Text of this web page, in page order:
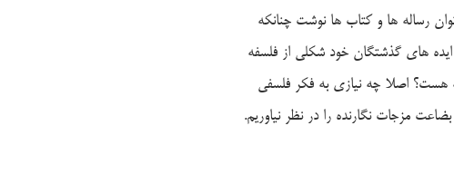
رساله ها و کتاب ها نوشت چنانکه
ایده های گذشتگان خود شکلی از فلسفه
هست؟ اصلا چه نیازی به فکر فلسفی
مزجات نگارنده را در نظر نیاوریم.